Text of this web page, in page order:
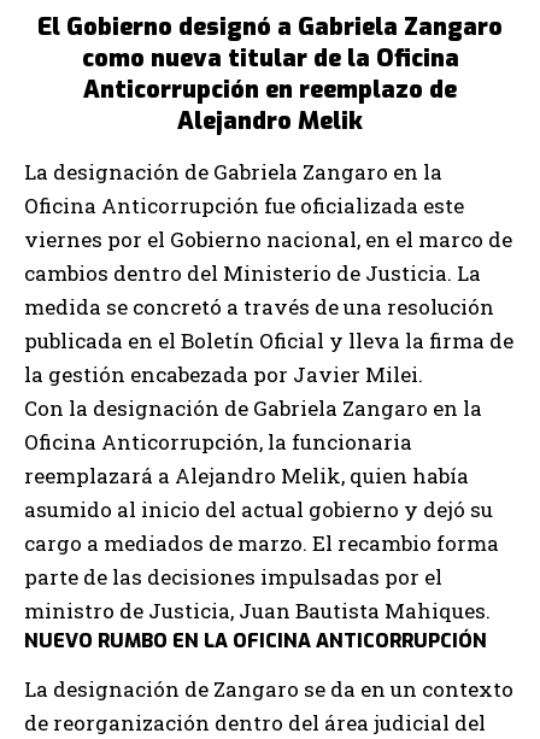
El Gobierno designó a Gabriela Zangaro
como nueva titular de la Oficina
Anticorrupción en reemplazo de
Alejandro Melik
La designación de Gabriela Zangaro en la
Oficina Anticorrupción fue oficializada este
viernes por el Gobierno nacional, en el marco de
cambios dentro del Ministerio de Justicia. La
medida se concretó a través de una resolución
publicada en el Boletín Oficial y lleva la firma de
la gestión encabezada por Javier Milei.
Con la designación de Gabriela Zangaro en la
Oficina Anticorrupción, la funcionaria
reemplazará a Alejandro Melik, quien había
asumido al inicio del actual gobierno y dejó su
cargo a mediados de marzo. El recambio forma
parte de las decisiones impulsadas por el
ministro de Justicia, Juan Bautista Mahiques.
NUEVO RUMBO EN LA OFICINA ANTICORRUPCIÓN
La designación de Zangaro se da en un contexto
de reorganización dentro del área judicial del